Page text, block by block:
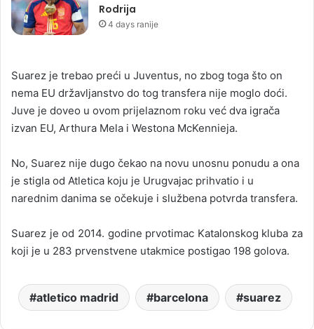
Rodrija
4 days ranije
Suarez je trebao preći u Juventus, no zbog toga što on
nema EU državljanstvo do tog transfera nije moglo doći.
Juve je doveo u ovom prijelaznom roku već dva igrača
izvan EU, Arthura Mela i Westona McKennieja.
No, Suarez nije dugo čekao na novu unosnu ponudu a ona
je stigla od Atletica koju je Urugvajac prihvatio i u
narednim danima se očekuje i službena potvrda transfera.
Suarez je od 2014. godine prvotimac Katalonskog kluba za
koji je u 283 prvenstvene utakmice postigao 198 golova.
atletico madrid barcelona suarez